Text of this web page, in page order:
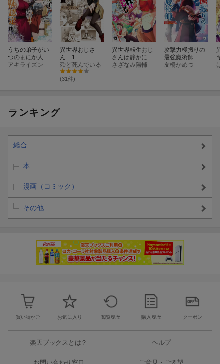
うちの弟子がい
つのまにか人類
最強になってい
件について 4
アキライズン
異世界おじさ
ん 1
殆ど死んでいる
(31件)
異世界転生おじ
さんは静かに暮
らしたい 2
さざなみ陽輔
攻撃力極振りの
最強魔術師 〜
筋力値9999の大
友橋かめつ
ランキング
総合
本
漫画（コミック）
その他
買い物かご お気に入り 閲覧履歴 購入履歴 クーポン
楽天ブックスとは？ ヘルプ
お問い合わせ窓口 ご意見・ご要望